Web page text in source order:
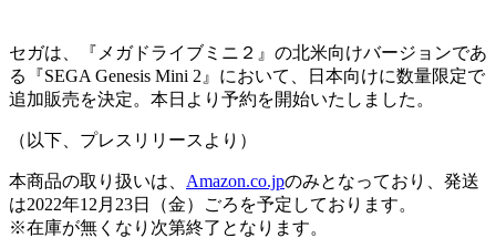
セガは、『メガドライブミニ２』の北米向けバージョンであ
る『SEGA Genesis Mini 2』において、日本向けに数量限定で
追加販売を決定。本日より予約を開始いたしました。
（以下、プレスリリースより）
本商品の取り扱いは、 Amazon.co.jpのみとなっており、発送
は2022年12月23日（金）ごろを予定しております。
※在庫が無くなり次第終了となります。